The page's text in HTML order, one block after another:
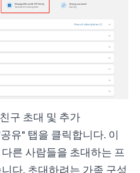
구 초대 및 추가
유" 탭을 클릭합니다. 이
른 사람들을 초대하는 프
다. 초대하려는 가족 구성